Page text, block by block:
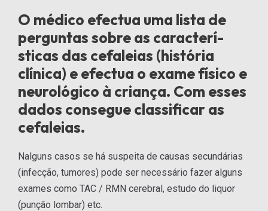
O médico efectua uma lista de
perguntas sobre as caracterí­
sticas das cefaleias (história
clínica) e efectua o exame fí­sico e
neurológico à criança. Com esses
dados consegue classificar as
cefaleias.
Nalguns casos se há suspeita de causas secundárias
(infecção, tumores) pode ser necessário fazer alguns
exames como TAC / RMN cerebral, estudo do liquor
(punção lombar) etc.